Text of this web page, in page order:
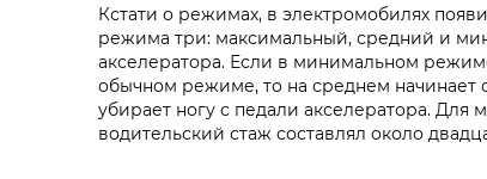
Кстати о режимах, в электромобилях
режима три: максимальный, средний и
акселератора. Если в минимальном
обычном режиме, то на среднем начинает
убирает ногу с педали акселератора.
водительский стаж составлял около